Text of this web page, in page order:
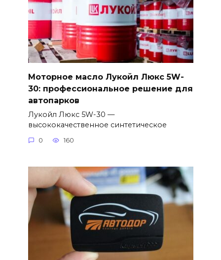
Моторное масло Лукойл Люкс 5W-
30: профессиональное решение для
автопарков
Лукойл Люкс 5W-30 —
высококачественное синтетическое
0 160